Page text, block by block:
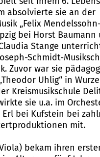
absolvierte sie an der
„Felix
bei Horst Baumann
Stange
Schmidt-
Zuvor war sie
Uhlig“ in
Kreismusikschule
sie u.a. im
bei Kufstein bei
mit.
bekam ihren